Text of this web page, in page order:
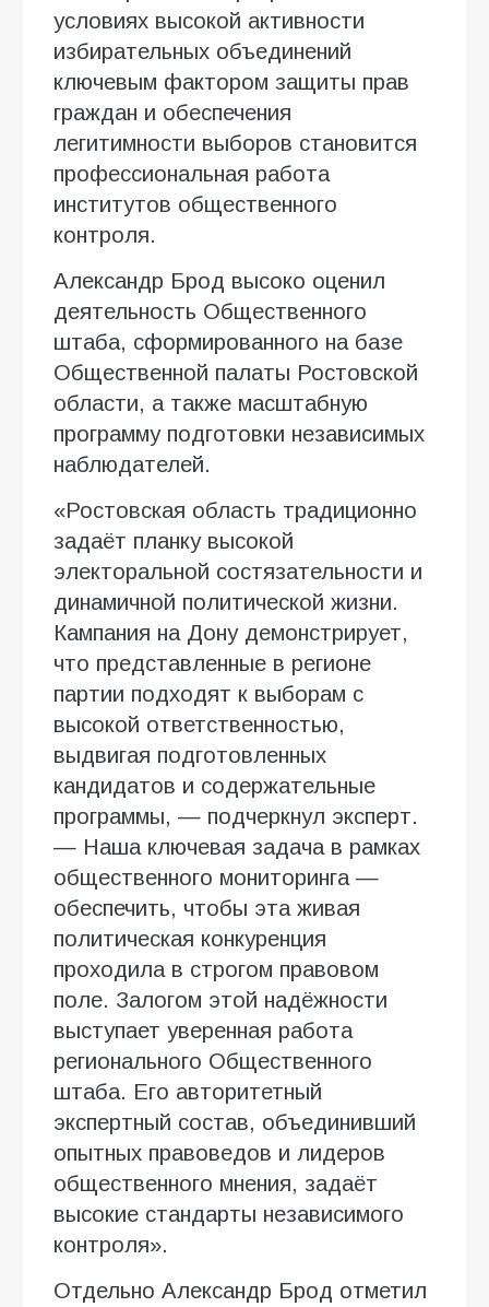
условиях высокой активности
избирательных объединений
ключевым фактором защиты прав
граждан и обеспечения
легитимности выборов становится
профессиональная работа
институтов общественного
контроля.
Александр Брод высоко оценил
деятельность Общественного
штаба, сформированного на базе
Общественной палаты Ростовской
области, а также масштабную
программу подготовки независимых
наблюдателей.
«Ростовская область традиционно
задаёт планку высокой
электоральной состязательности и
динамичной политической жизни.
Кампания на Дону демонстрирует,
что представленные в регионе
партии подходят к выборам с
высокой ответственностью,
выдвигая подготовленных
кандидатов и содержательные
программы, — подчеркнул эксперт.
— Наша ключевая задача в рамках
общественного мониторинга —
обеспечить, чтобы эта живая
политическая конкуренция
проходила в строгом правовом
поле. Залогом этой надёжности
выступает уверенная работа
регионального Общественного
штаба. Его авторитетный
экспертный состав, объединивший
опытных правоведов и лидеров
общественного мнения, задаёт
высокие стандарты независимого
контроля».
Отдельно Александр Брод отметил